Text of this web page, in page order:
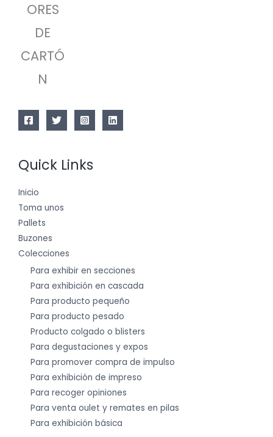
ORES
DE
CARTÓ
N
Quick Links
Inicio
Toma unos
Pallets
Buzones
Colecciones
Para exhibir en secciones
Para exhibición en cascada
Para producto pequeño
Para producto pesado
Producto colgado o blisters
Para degustaciones y expos
Para promover compra de impulso
Para exhibición de impreso
Para recoger opiniones
Para venta oulet y remates en pilas
Para exhibición básica